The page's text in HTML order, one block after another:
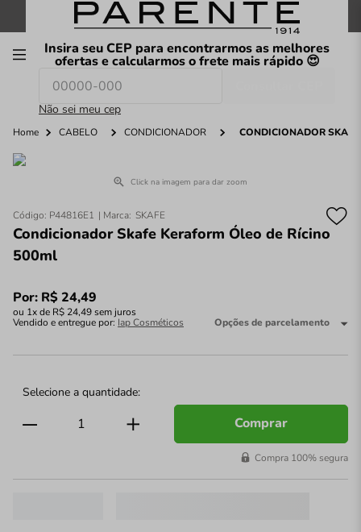
FRETE GRÁTIS nas compras a partir de R$199
Insira seu CEP para encontrarmos as melhores
ofertas e calcularmos o frete mais rápido 😍
Não sei meu cep
O que você procura hoje?
Home CABELO CONDICIONADOR CONDICIONADOR
Click na imagem para dar zoom
Código: P44816E1 SKAFE
Condicionador Skafe Keraform Óleo de Rícino
500ml
Por: R$ 24,49
ou 1x de R$ 24,49sem juros
Vendido e entregue por: Iap Cosméticos Opções de parcelamento
Comprar
Compra 100% segura